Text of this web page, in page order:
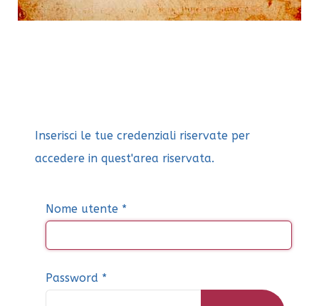
Inserisci le tue credenziali riservate per
accedere in quest'area riservata.
Nome utente *
Password *